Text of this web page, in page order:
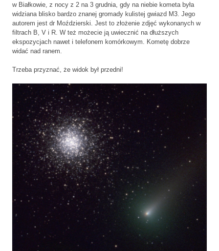
w Białkowie, z nocy z 2 na 3 grudnia, gdy na niebie kometa była
widziana blisko bardzo znanej gromady kulistej gwiazd M3. Jego
autorem jest dr Moździerski. Jest to złożenie zdjęć wykonanych w
filtrach B, V i R. W też możecie ją uwiecznić na dłuższych
ekspozycjach nawet i telefonem komórkowym. Kometę dobrze
widać nad ranem.
Trzeba przyznać, że widok był przedni!